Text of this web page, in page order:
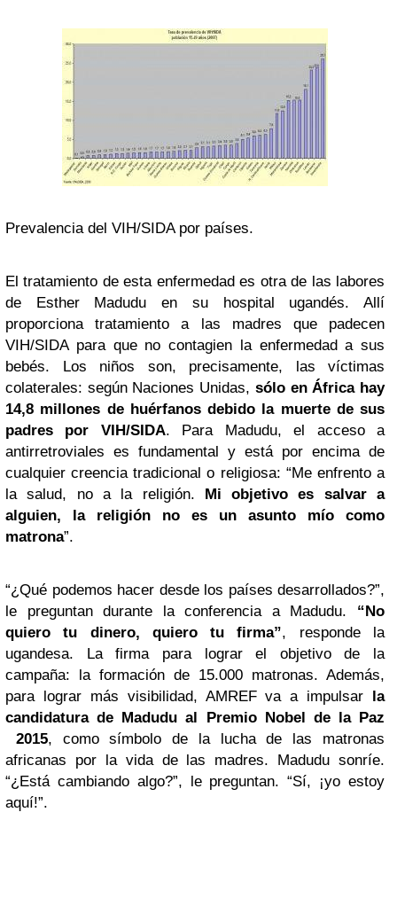
Prevalencia del VIH/SIDA por países.
El tratamiento de esta enfermedad es otra de las labores
de Esther Madudu en su hospital ugandés. Allí
proporciona tratamiento a las madres que padecen
VIH/SIDA para que no contagien la enfermedad a sus
bebés. Los niños son, precisamente, las víctimas
colaterales: según Naciones Unidas, sólo en África hay
14,8 millones de huérfanos debido la muerte de sus
padres por VIH/SIDA. Para Madudu, el acceso a
antirretroviales es fundamental y está por encima de
cualquier creencia tradicional o religiosa: “Me enfrento a
la salud, no a la religión. Mi objetivo es salvar a
alguien, la religión no es un asunto mío como
matrona”.
“¿Qué podemos hacer desde los países desarrollados?”,
le preguntan durante la conferencia a Madudu. “No
quiero tu dinero, quiero tu firma”, responde la
ugandesa. La firma para lograr el objetivo de la
campaña: la formación de 15.000 matronas. Además,
para lograr más visibilidad, AMREF va a impulsar la
candidatura de Madudu al Premio Nobel de la Paz
2015, como símbolo de la lucha de las matronas
africanas por la vida de las madres. Madudu sonríe.
“¿Está cambiando algo?”, le preguntan. “Sí, ¡yo estoy
aquí!”.